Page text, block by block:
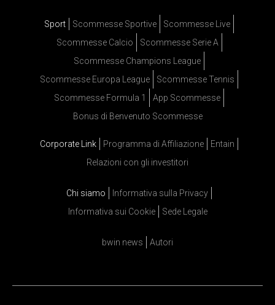
Sport Scommesse Sportive
Scommesse Live
Scommesse Calcio
Scommesse Serie A
Scommesse Champions League
Scommesse Europa League
Scommesse Tennis
Scommesse Formula 1
App Scommesse
Bonus di Benvenuto Scommesse
Corporate Link Programma di Affiliazione
Entain
Relazioni con gli investitori
Chi siamo
Informativa sulla Privacy
Informativa sui Cookie
Sede Legale
bwin news Autori